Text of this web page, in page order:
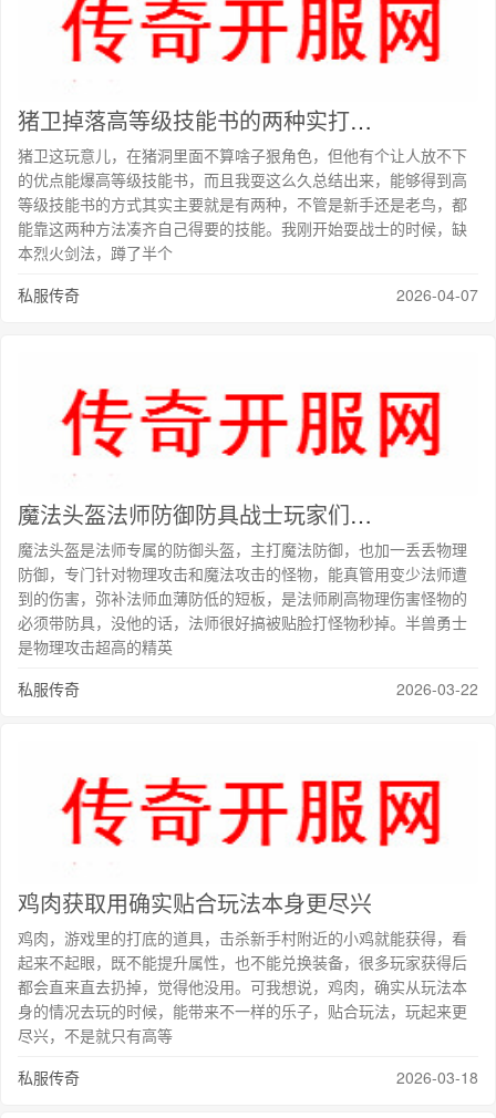
猪卫掉落高等级技能书的两种实打实好用获取法
猪卫这玩意儿，在猪洞里面不算啥子狠角色，但他有个让人放不下
的优点能爆高等级技能书，而且我耍这么久总结出来，能够得到高
等级技能书的方式其实主要就是有两种，不管是新手还是老鸟，都
能靠这两种方法凑齐自己得要的技能。我刚开始耍战士的时候，缺
本烈火剑法，蹲了半个
私服传奇
2026-04-07
魔法头盔法师防御防具战士玩家们在针对于半兽勇士进行攻击的时候
魔法头盔是法师专属的防御头盔，主打魔法防御，也加一丢丢物理
防御，专门针对物理攻击和魔法攻击的怪物，能真管用变少法师遭
到的伤害，弥补法师血薄防低的短板，是法师刷高物理伤害怪物的
必须带防具，没他的话，法师很好搞被贴脸打怪物秒掉。半兽勇士
是物理攻击超高的精英
私服传奇
2026-03-22
鸡肉获取用确实贴合玩法本身更尽兴
鸡肉，游戏里的打底的道具，击杀新手村附近的小鸡就能获得，看
起来不起眼，既不能提升属性，也不能兑换装备，很多玩家获得后
都会直来直去扔掉，觉得他没用。可我想说，鸡肉，确实从玩法本
身的情况去玩的时候，能带来不一样的乐子，贴合玩法，玩起来更
尽兴，不是就只有高等
私服传奇
2026-03-18